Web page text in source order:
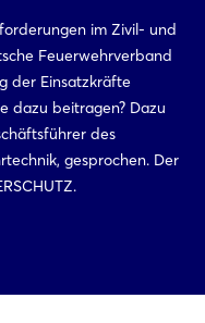
im Zivil- und
Feuerwehrverband
der Einsatzkräfte
dazu beitragen? Dazu
des
gesprochen. Der